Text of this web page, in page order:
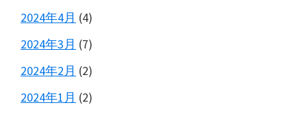
2024年4月 (4)
2024年3月 (7)
2024年2月 (2)
2024年1月 (2)